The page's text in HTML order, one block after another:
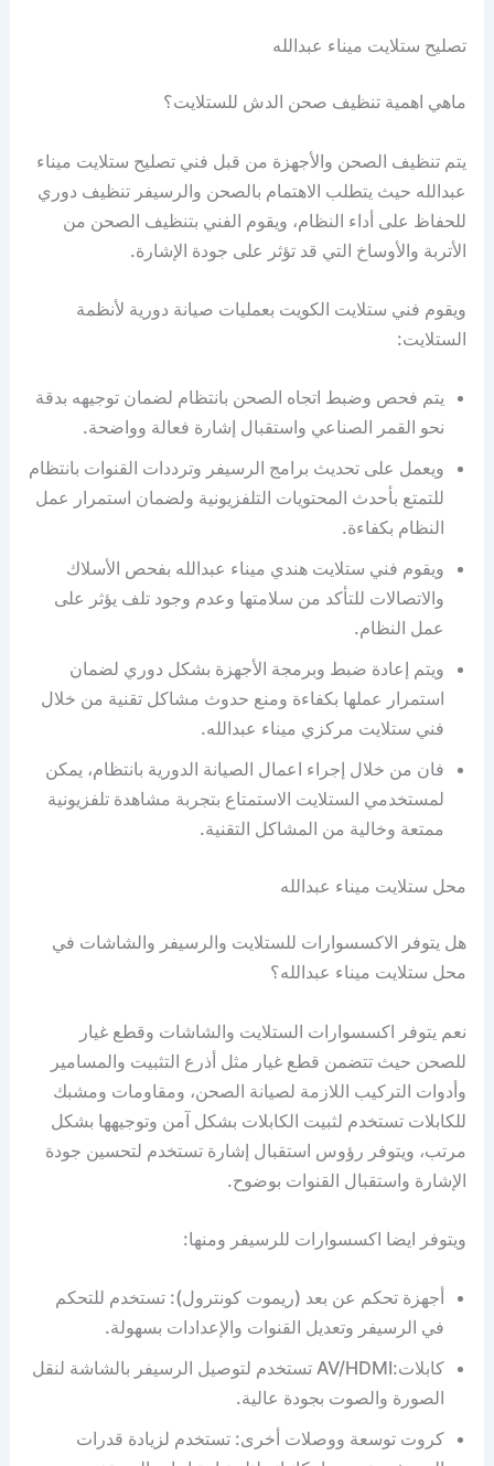
تصليح ستلايت ميناء عبدالله
ماهي اهمية تنظيف صحن الدش للستلايت؟
يتم تنظيف الصحن والأجهزة من قبل فني تصليح ستلايت ميناء
عبدالله حيث يتطلب الاهتمام بالصحن والرسيفر تنظيف دوري
للحفاظ على أداء النظام، ويقوم الفني بتنظيف الصحن من
الأتربة والأوساخ التي قد تؤثر على جودة الإشارة.
ويقوم فني ستلايت الكويت بعمليات صيانة دورية لأنظمة
الستلايت:
يتم فحص وضبط اتجاه الصحن بانتظام لضمان توجيهه بدقة
نحو القمر الصناعي واستقبال إشارة فعالة وواضحة.
ويعمل على تحديث برامج الرسيفر وترددات القنوات بانتظام
للتمتع بأحدث المحتويات التلفزيونية ولضمان استمرار عمل
النظام بكفاءة.
ويقوم فني ستلايت هندي ميناء عبدالله بفحص الأسلاك
والاتصالات للتأكد من سلامتها وعدم وجود تلف يؤثر على
عمل النظام.
ويتم إعادة ضبط وبرمجة الأجهزة بشكل دوري لضمان
استمرار عملها بكفاءة ومنع حدوث مشاكل تقنية من خلال
فني ستلايت مركزي ميناء عبدالله.
فان من خلال إجراء اعمال الصيانة الدورية بانتظام، يمكن
لمستخدمي الستلايت الاستمتاع بتجربة مشاهدة تلفزيونية
ممتعة وخالية من المشاكل التقنية.
محل ستلايت ميناء عبدالله
هل يتوفر الاكسسوارات للستلايت والرسيفر والشاشات في
محل ستلايت ميناء عبدالله؟
نعم يتوفر اكسسوارات الستلايت والشاشات وقطع غيار
للصحن حيث تتضمن قطع غيار مثل أذرع التثبيت والمسامير
وأدوات التركيب اللازمة لصيانة الصحن، ومقاومات ومشبك
للكابلات تستخدم لثبيت الكابلات بشكل آمن وتوجيهها بشكل
مرتب، ويتوفر رؤوس استقبال إشارة تستخدم لتحسين جودة
الإشارة واستقبال القنوات بوضوح.
ويتوفر ايضا اكسسوارات للرسيفر ومنها:
أجهزة تحكم عن بعد (ريموت كونترول): تستخدم للتحكم
في الرسيفر وتعديل القنوات والإعدادات بسهولة.
كابلات:AV/HDMI تستخدم لتوصيل الرسيفر بالشاشة لنقل
الصورة والصوت بجودة عالية.
كروت توسعة ووصلات أخرى: تستخدم لزيادة قدرات